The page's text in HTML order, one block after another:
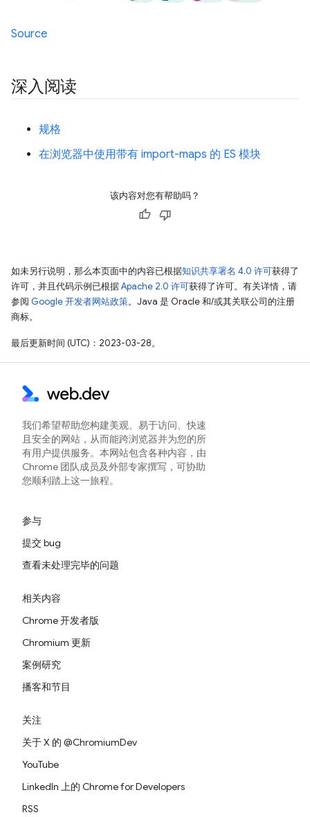
Source
深入阅读
规格
在浏览器中使用带有 import-maps 的 ES 模块
该内容对您有帮助吗？
如未另行说明，那么本页面中的内容已根据知识共享署名 4.0 许可获得了
许可，并且代码示例已根据Apache 2.0 许可获得了许可。有关详情，请
参阅 Google 开发者网站政策。Java 是 Oracle 和/或其关联公司的注册
商标。
最后更新时间 (UTC)：2023-03-28。
我们希望帮助您构建美观、易于访问、快速
且安全的网站，从而能跨浏览器并为您的所
有用户提供服务。本网站包含各种内容，由
Chrome 团队成员及外部专家撰写，可协助
您顺利踏上这一旅程。
参与
提交 bug
查看未处理完毕的问题
相关内容
Chrome 开发者版
Chromium 更新
案例研究
播客和节目
关注
关于 X 的 @ChromiumDev
YouTube
LinkedIn 上的 Chrome for Developers
RSS